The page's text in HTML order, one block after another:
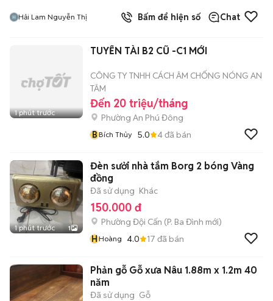
Hải Lam Nguyễn Thị Bấm để hiện số Chat
1 phút trước
TUYỂN TÀI B2 CŨ -C1 MỚI
CÔNG TY TNHH CÁCH ÂM CHỐNG NÓNG AN
TÂM
Đến 20 triệu/tháng
Phường An Phú Đông
BBích Thủy 5.0 4đã bán
1 phút trước 1
Đèn sưởi nhà tắm Borg 2 bóng Vàng
đồng
Đã sử dụng Khác
150.000 đ
Phường Đội Cấn (P. Ba Đình mới)
HHoàng 4.0 17 đã bán
Phản gỗ Gỗ xưa Nâu 1.88m x 1.2m 40
năm
Đã sử dụng Gỗ